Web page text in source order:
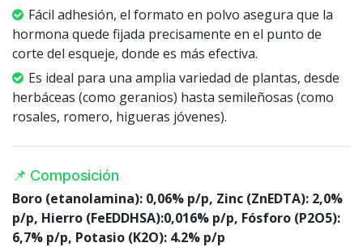
Fácil adhesión, el formato en polvo asegura que la
hormona quede fijada precisamente en el punto de
corte del esqueje, donde es más efectiva.
Es ideal para una amplia variedad de plantas, desde
herbáceas (como geranios) hasta semileñosas (como
rosales, romero, higueras jóvenes).
📌 Composición
Boro (etanolamina): 0,06% p/p, Zinc (ZnEDTA): 2,0%
p/p, Hierro (FeEDDHSA):0,016% p/p, Fósforo (P2O5):
6,7% p/p, Potasio (K2O): 4.2% p/p